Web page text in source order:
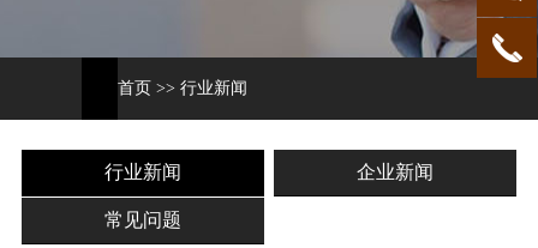
首页 >> 行业新闻
行业新闻 企业新闻
常见问题